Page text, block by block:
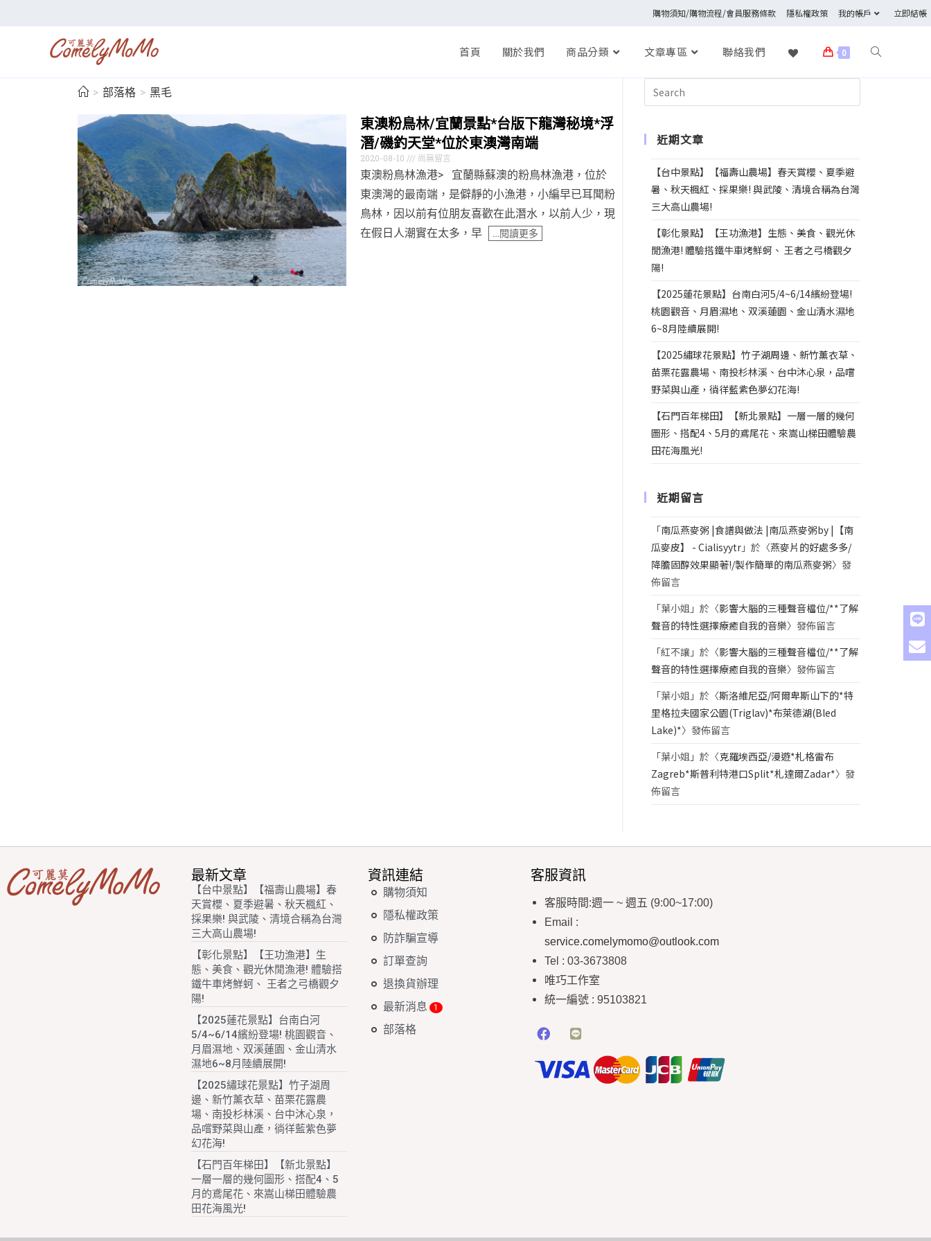
購物須知/購物流程/會員服務條款 隱私權政策 我的帳戶 立即結帳
首頁 關於我們 商品分類 文章專區 聯絡我們 0
> 部落格 > 黑毛
東澳粉鳥林/宜蘭景點*台版下龍灣秘境*浮
潛/磯釣天堂*位於東澳灣南端
2020-08-10 尚無留言
東澳粉鳥林漁港> 宜蘭縣蘇澳的粉鳥林漁港，位於
東澳灣的最南端，是僻靜的小漁港，小編早已耳聞粉
鳥林，因以前有位朋友喜歡在此潛水，以前人少，現
在假日人潮實在太多，早
…閱讀更多
近期文章
【台中景點】【福壽山農場】春天賞櫻、夏季避
暑、秋天楓紅、採果樂! 與武陵、清境合稱為台灣
三大高山農場!
【彰化景點】【王功漁港】生態、美食、觀光休
閒漁港! 體驗搭鐵牛車烤鮮蚵、 王者之弓橋觀夕
陽!
【2025蓮花景點】台南白河5/4~6/14繽紛登場!
桃園觀音、月眉濕地、双溪蓮園、金山清水濕地
6~8月陸續展開!
【2025繡球花景點】竹子湖周邊、新竹薰衣草、
苗栗花露農場、南投杉林溪、台中沐心泉，品嚐
野菜與山產，徜徉藍紫色夢幻花海!
【石門百年梯田】【新北景點】一層一層的幾何
圖形、搭配4、5月的鳶尾花、來嵩山梯田體驗農
田花海風光!
近期留言
「南瓜燕麥粥 |食譜與做法 |南瓜燕麥粥by |【南
瓜麥皮】 - Cialisyytr 」於〈燕麥片的好處多多/
降膽固醇效果顯著!/製作簡單的南瓜燕麥粥〉發
佈留言
「葉小姐 」於〈影響大腦的三種聲音檔位/**了解
聲音的特性選擇療癒自我的音樂〉發佈留言
「紅不讓 」於〈影響大腦的三種聲音檔位/**了解
聲音的特性選擇療癒自我的音樂〉發佈留言
「葉小姐 」於〈斯洛維尼亞/阿爾卑斯山下的*特
里格拉夫國家公園(Triglav)*布萊德湖(Bled
Lake)*〉發佈留言
「葉小姐 」於〈克羅埃西亞/漫遊*札格雷布
Zagreb*斯普利特港口Split*札達爾Zadar*〉發
佈留言
最新文章
【台中景點】【福壽山農場】春
天賞櫻、夏季避暑、秋天楓紅、
採果樂! 與武陵、清境合稱為台灣
三大高山農場!
【彰化景點】【王功漁港】生
態、美食、觀光休閒漁港! 體驗搭
鐵牛車烤鮮蚵、 王者之弓橋觀夕
陽!
【2025蓮花景點】台南白河
5/4~6/14繽紛登場! 桃園觀音、
月眉濕地、双溪蓮園、金山清水
濕地6~8月陸續展開!
【2025繡球花景點】竹子湖周
邊、新竹薰衣草、苗栗花露農
場、南投杉林溪、台中沐心泉，
品嚐野菜與山產，徜徉藍紫色夢
幻花海!
【石門百年梯田】【新北景點】
一層一層的幾何圖形、搭配4、5
月的鳶尾花、來嵩山梯田體驗農
田花海風光!
資訊連結
購物須知
隱私權政策
防詐騙宣導
訂單查詢
退換貨辦理
最新消息
部落格
客服資訊
客服時間:週一 ~ 週五 (9:00~17:00)
Email :
service.comelymomo@outlook.com
Tel : 03-3673808
唯巧工作室
統一編號 : 95103821